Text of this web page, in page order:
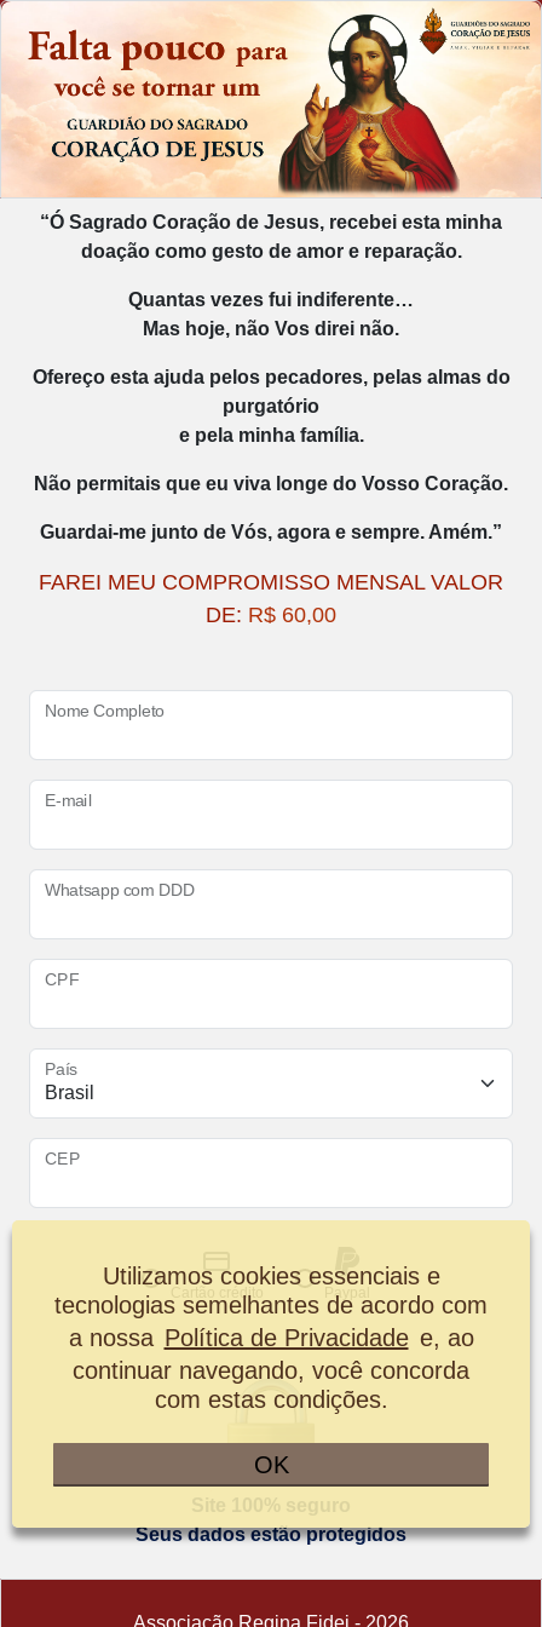
Utilizamos cookies essenciais e
tecnologias semelhantes de acordo com
a nossa Política de Privacidade e, ao
continuar navegando, você concorda
com estas condições.
OK
“Ó Sagrado Coração de Jesus, recebei esta minha
doação como gesto de amor e reparação.
Quantas vezes fui indiferente…
Mas hoje, não Vos direi não.
Ofereço esta ajuda pelos pecadores, pelas almas do
purgatório
e pela minha família.
Não permitais que eu viva longe do Vosso Coração.
Guardai-me junto de Vós, agora e sempre. Amém.”
FAREI MEU COMPROMISSO MENSAL VALOR
DE: R$ 60,00
Nome Completo
E-mail
Whatsapp com DDD
CPF
País
CEP
Cartão crédito Paypal
Site 100% seguro
Seus dados estão protegidos